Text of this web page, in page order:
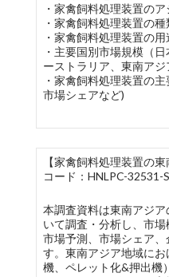
・家禽飼料処理装置の
・家禽飼料処理装置の
・家禽飼料処理装置の
・主要国別市場規模（
ーストラリア、東南アジ
・家禽飼料処理装置の
市場シェアなど)
【家禽飼料処理装置の
コード：HNLPC-32531-
本調査資料は東南アジ
いて調査・分析し、市場
市場予測、市場シェア
す。東南アジア地域に
機、ペレット化&押出機